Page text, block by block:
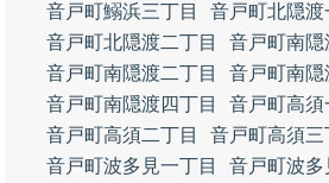
音戸町鰯浜三丁目
音戸町北隠渡
音戸町北隠渡二丁目
音戸町南隠
音戸町南隠渡二丁目
音戸町南隠
音戸町南隠渡四丁目
音戸町高須
音戸町高須二丁目
音戸町高須三
音戸町波多見一丁目
音戸町波多